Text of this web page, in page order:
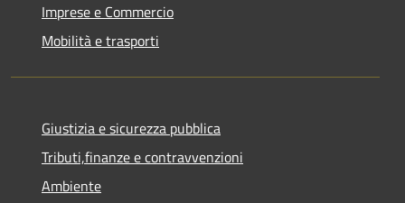
Imprese e Commercio
Mobilità e trasporti
Giustizia e sicurezza pubblica
Tributi,finanze e contravvenzioni
Ambiente